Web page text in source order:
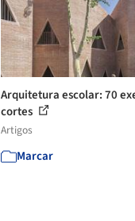
Arquitetura escolar: 70
cortes
Artigos
Marcar